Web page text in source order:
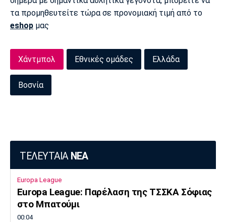
Πόρτο Μπενφίκα
τα προμηθευτείτε τώρα σε προνομιακή τιμή από το
eshop μας
Χάντμπολ Εθνικές ομάδες Ελλάδα
Βοσνία
ΤΕΛΕΥΤΑΙΑ ΝΕΑ
Europa League
Europa League: Παρέλαση της ΤΣΣΚΑ Σόφιας
στο Μπατούμι
00:04